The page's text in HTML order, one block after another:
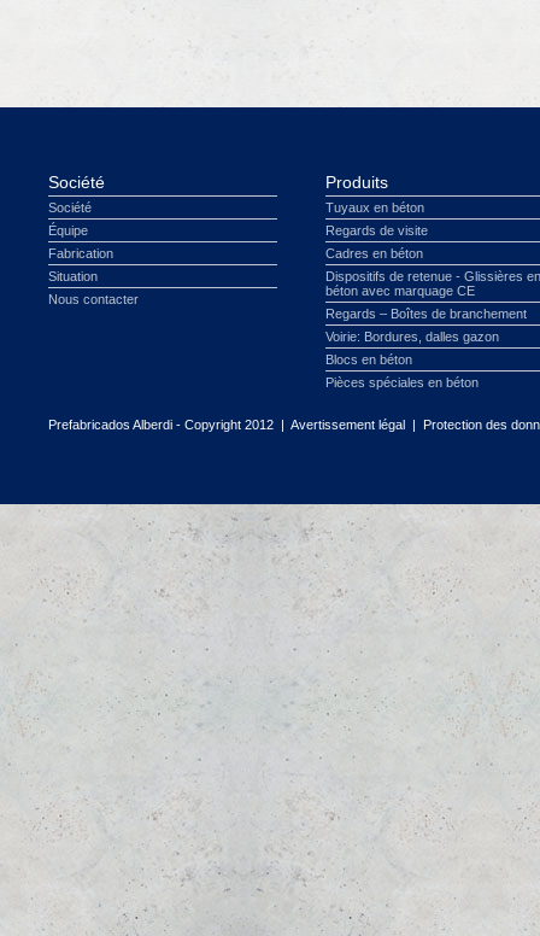
Société
Société
Équipe
Fabrication
Situation
Nous contacter
Produits
Tuyaux en béton
Regards de visite
Cadres en béton
Dispositifs de retenue - Glissières en
béton avec marquage CE
Regards – Boîtes de branchement
Voirie: Bordures, dalles gazon
Blocs en béton
Pièces spéciales en béton
Prefabricados Alberdi - Copyright 2012 | Avertissement légal | Protection des